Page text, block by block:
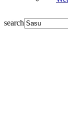
search